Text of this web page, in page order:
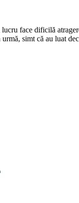
face dificilă
simt că au luat